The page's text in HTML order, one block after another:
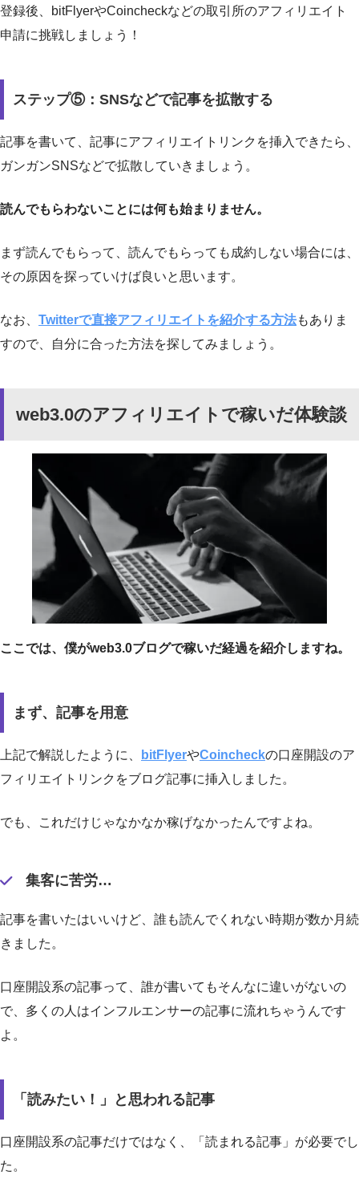
登録後、bitFlyerやCoincheckなどの取引所のアフィリエイト
申請に挑戦しましょう！
ステップ⑤：SNSなどで記事を拡散する
記事を書いて、記事にアフィリエイトリンクを挿入できたら、
ガンガンSNSなどで拡散していきましょう。
読んでもらわないことには何も始まりません。
まず読んでもらって、読んでもらっても成約しない場合には、
その原因を探っていけば良いと思います。
なお、 Twitterで直接アフィリエイトを紹介する方法もありま
すので、自分に合った方法を探してみましょう。
web3.0のアフィリエイトで稼いだ体験談
ここでは、僕がweb3.0ブログで稼いだ経過を紹介しますね。
まず、記事を用意
上記で解説したように、 bitFlyerやCoincheckの口座開設のア
フィリエイトリンクをブログ記事に挿入しました。
でも、これだけじゃなかなか稼げなかったんですよね。
集客に苦労…
記事を書いたはいいけど、誰も読んでくれない時期が数か月続
きました。
口座開設系の記事って、誰が書いてもそんなに違いがないの
で、多くの人はインフルエンサーの記事に流れちゃうんです
よ。
「読みたい！」と思われる記事
口座開設系の記事だけではなく、「読まれる記事」が必要でし
た。